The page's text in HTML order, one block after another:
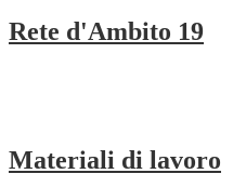
Rete d'Ambito 19
Materiali di lavoro